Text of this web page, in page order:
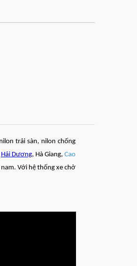
trải sàn, nilon chống
Hải Dương, Hà Giang, Cao
Với hệ thống xe chở